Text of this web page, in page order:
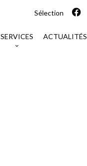
Sélection
SERVICES ACTUALITÉS